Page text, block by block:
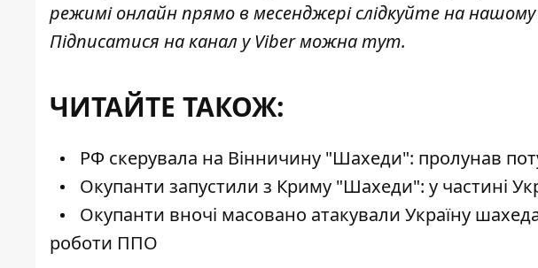
режимі онлайн прямо в месенджері слідкуйте на
Підписатися на канал у Viber можнатут.
ЧИТАЙТЕ ТАКОЖ:
РФ скерувала на Вінничину "Шахеди": пролунав
Окупанти запустили з Криму "Шахеди": у частині
Окупанти вночі масовано атакували Україну
роботи ППО